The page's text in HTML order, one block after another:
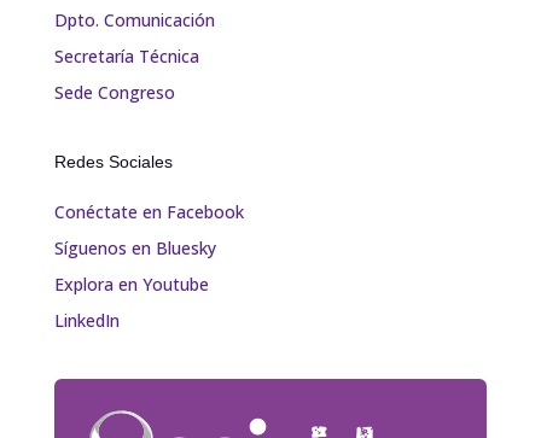
Dpto. Comunicación
Secretaría Técnica
Sede Congreso
Redes Sociales
Conéctate en Facebook
Síguenos en Bluesky
Explora en Youtube
LinkedIn